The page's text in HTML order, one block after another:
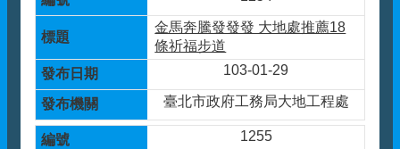
金馬奔騰發發發 大地處推薦18
條祈福步道
103-01-29
臺北市政府工務局大地工程處
1255